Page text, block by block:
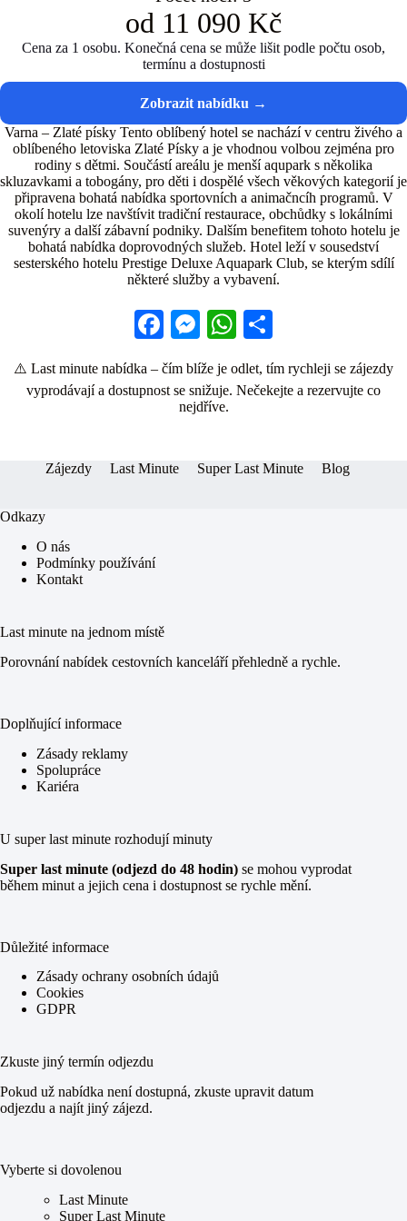
od 11 090 Kč
Cena za 1 osobu. Konečná cena se může lišit podle počtu osob,
termínu a dostupnosti
Varna – Zlaté písky Tento oblíbený hotel se nachází v centru živého a
oblíbeného letoviska Zlaté Písky a je vhodnou volbou zejména pro
rodiny s dětmi. Součástí areálu je menší aqupark s několika
skluzavkami a tobogány, pro děti i dospělé všech věkových kategorií je
připravena bohatá nabídka sportovních a animačncíh programů. V
okolí hotelu lze navštívit tradiční restaurace, obchůdky s lokálními
suvenýry a další zábavní podniky. Dalším benefitem tohoto hotelu je
bohatá nabídka doprovodných služeb. Hotel leží v sousedství
sesterského hotelu Prestige Deluxe Aquapark Club, se kterým sdílí
některé služby a vybavení.
Fa
bo
ok
M
se
ng
W
ts re
⚠️ Last minute nabídka – čím blíže je odlet, tím rychleji se zájezdy
vyprodávají a dostupnost se snižuje. Nečekejte a rezervujte co
nejdříve.
Zájezdy Last Minute Super Last Minute Blog
Odkazy
O nás
Podmínky používání
Kontakt
Last minute na jednom místě
Porovnání nabídek cestovních kanceláří přehledně a rychle.
Doplňující informace
Zásady reklamy
Spolupráce
Kariéra
U super last minute rozhodují minuty
Super last minute (odjezd do 48 hodin) se mohou vyprodat
během minut a jejich cena i dostupnost se rychle mění.
Důležité informace
Zásady ochrany osobních údajů
Cookies
GDPR
Zkuste jiný termín odjezdu
Pokud už nabídka není dostupná, zkuste upravit datum
odjezdu a najít jiný zájezd.
Vyberte si dovolenou
Last Minute
Super Last Minute